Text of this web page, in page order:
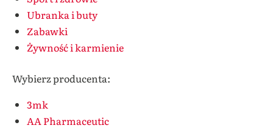
Ubranka i buty
Zabawki
Żywność i karmienie
Wybierz producenta:
3mk
AA Pharmaceutic